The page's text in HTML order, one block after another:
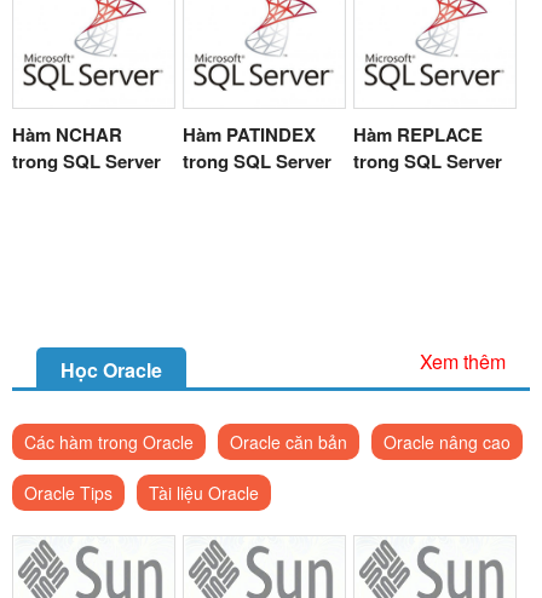
Hàm NCHAR
trong SQL Server
Hàm PATINDEX
trong SQL Server
Hàm REPLACE
trong SQL Server
Học Oracle Xem thêm
Các hàm trong Oracle Oracle căn bản Oracle nâng cao
Oracle Tips Tài liệu Oracle